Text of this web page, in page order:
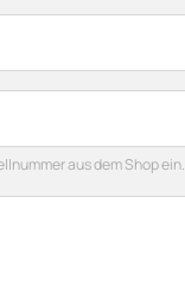
aus dem Shop ein.